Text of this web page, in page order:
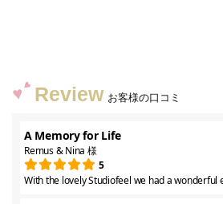
Review お客様の口コミ
A Memory for Life
Remus & Nina 様
5
With the lovely Studiofeel we had a wonderful